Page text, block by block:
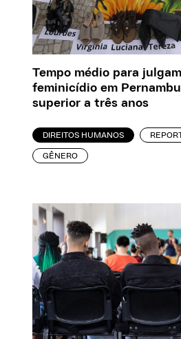
Tempo médio para
feminicídio em
superior a três anos
DIREITOS HUMANOS
GÊNERO